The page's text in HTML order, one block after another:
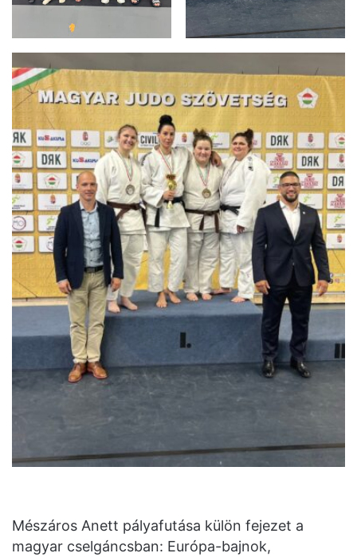
Mészáros Anett pályafutása külön fejezet a
magyar cselgáncsban: Európa-bajnok,